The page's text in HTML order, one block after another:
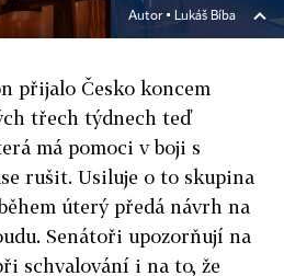
Autor ▪ Lukáš Bíba
přijalo Česko koncem
třech týdnech teď
má pomoci v boji s
rušit. Usiluje o to skupina
úterý předá návrh na
Senátoři upozorňují na
schvalování i na to, že